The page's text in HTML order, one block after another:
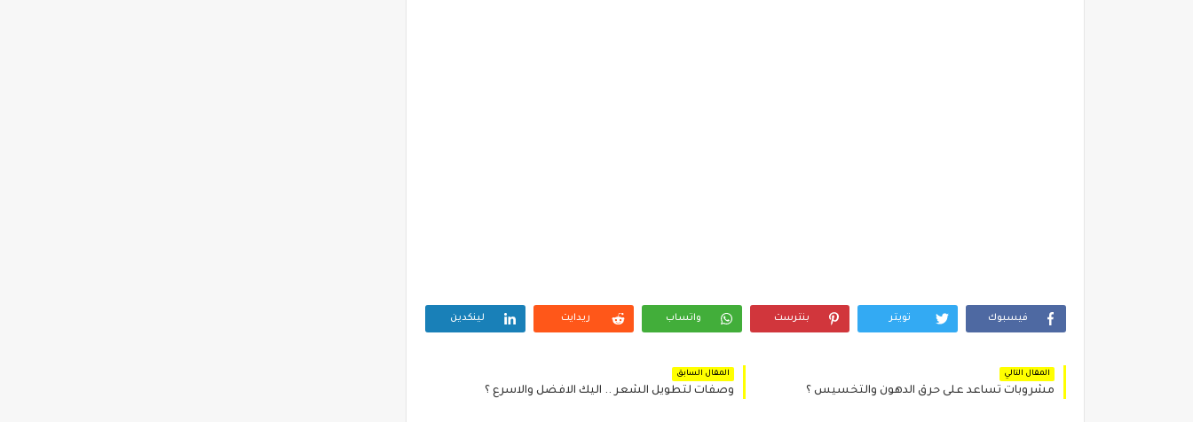
فيسبوك تويتر بنترست واتساب ريدايت لينكدين
المقال التالي
مشروبات تساعد على حرق الدهون والتخسيس ؟
المقال السابق
وصفات لتطويل الشعر .. اليك الافضل والاسرع ؟